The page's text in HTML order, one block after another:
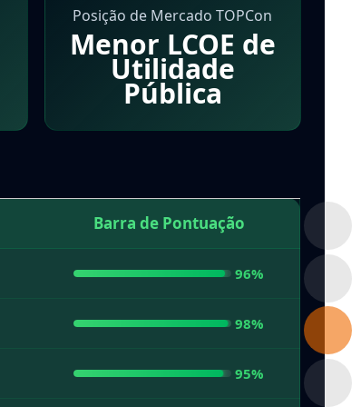
Posição de Mercado TOPCon
Menor LCOE de
Utilidade
Pública
Barra de Pontuação
96%
98%
95%